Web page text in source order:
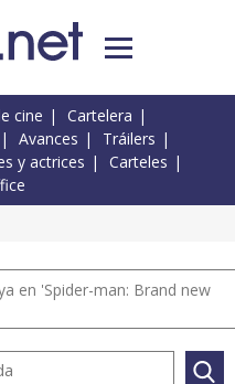
cine
Cartelera
Avances
Tráilers
y actrices
Carteles
en 'Spider-man: Brand new